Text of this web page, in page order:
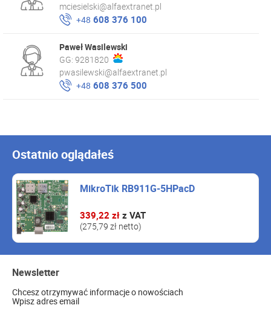
mciesielski@alfaextranet.pl
+48 608 376 100
Paweł Wasilewski
GG: 9281820
pwasilewski@alfaextranet.pl
+48 608 376 500
Ostatnio oglądałeś
MikroTik RB911G-5HPacD
339,22 zł z VAT
(275,79 zł netto)
Newsletter
Chcesz otrzymywać informacje o nowościach
Wpisz adres email